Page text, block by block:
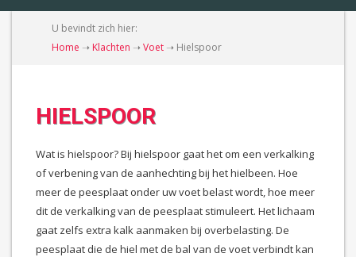
U bevindt zich hier:
Home ➝ Klachten ➝ Voet ➝ Hielspoor
HIELSPOOR
Wat is hielspoor? Bij hielspoor gaat het om een verkalking
of verbening van de aanhechting bij het hielbeen. Hoe
meer de peesplaat onder uw voet belast wordt, hoe meer
dit de verkalking van de peesplaat stimuleert. Het lichaam
gaat zelfs extra kalk aanmaken bij overbelasting. De
peesplaat die de hiel met de bal van de voet verbindt kan